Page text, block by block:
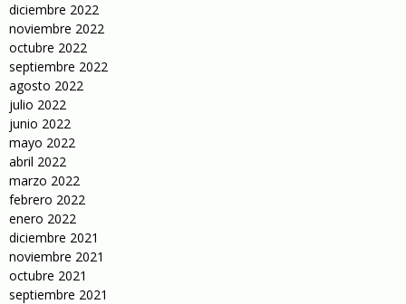
diciembre 2022
noviembre 2022
octubre 2022
septiembre 2022
agosto 2022
julio 2022
junio 2022
mayo 2022
abril 2022
marzo 2022
febrero 2022
enero 2022
diciembre 2021
noviembre 2021
octubre 2021
septiembre 2021